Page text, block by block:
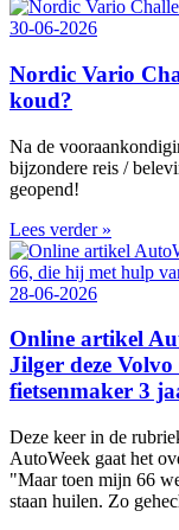
30-06-2026
Nordic Vario
koud?
Na de
bijzondere reis /
geopend!
Lees verder »
28-06-2026
Online artikel
Jilger deze
fietsenmaker 3
Deze keer in de
AutoWeek gaat het
"Maar toen mijn 66
staan huilen. Zo